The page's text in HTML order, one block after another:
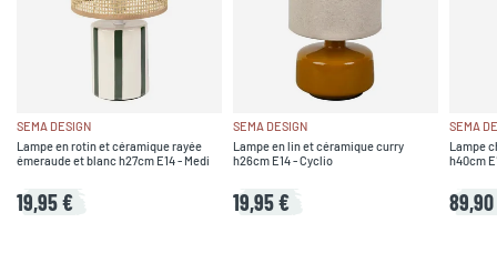
SEMA DESIGN
Lampe en rotin et céramique rayée
émeraude et blanc h27cm E14 - Medi
19,95 €
SEMA DESIGN
Lampe en lin et céramique curry
h26cm E14 - Cyclio
19,95 €
SEMA
Lampe
h40cm